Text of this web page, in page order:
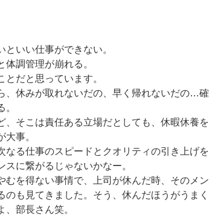
いい仕事ができない。
調管理が崩れる。
とだと思っています。
、休みが取れないだの、早く帰れないだの…確
、そこは責任ある立場だとしても、休暇休養を
大事。
なる仕事のスピードとクオリティの引き上げを
に繋がるじゃないかなー。
むを得ない事情で、上司が休んだ時、そのメン
のも見てきました。そう、休んだほうがうまく
、部長さん笑。